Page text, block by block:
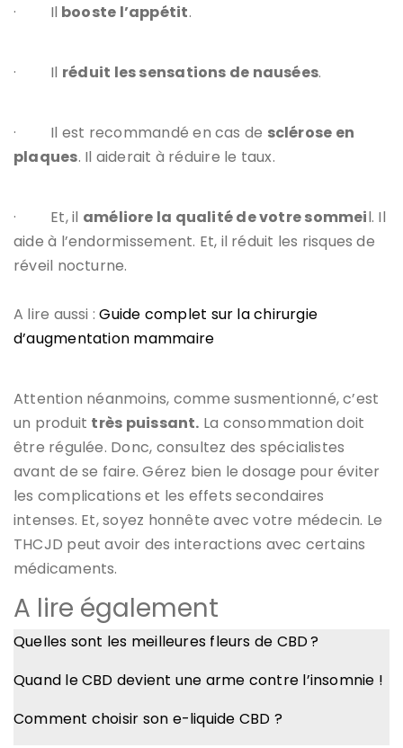
· Il booste l’appétit.
· Il réduit les sensations de nausées.
· Il est recommandé en cas de sclérose en
plaques. Il aiderait à réduire le taux.
· Et, il améliore la qualité de votre sommeil. Il
aide à l’endormissement. Et, il réduit les risques de
réveil nocturne.
A lire aussi :Guide complet sur la chirurgie
d’augmentation mammaire
Attention néanmoins, comme susmentionné, c’est
un produit très puissant. La consommation doit
être régulée. Donc, consultez des spécialistes
avant de se faire. Gérez bien le dosage pour éviter
les complications et les effets secondaires
intenses. Et, soyez honnête avec votre médecin. Le
THCJD peut avoir des interactions avec certains
médicaments.
A lire également
Quelles sont les meilleures fleurs de CBD ?
Quand le CBD devient une arme contre l’insomnie !
Comment choisir son e-liquide CBD ?